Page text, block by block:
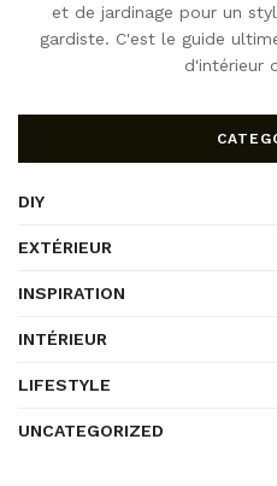
et de jardinage pour un
gardiste. C'est le guide
d'intérieur
DIY
EXTÉRIEUR
INSPIRATION
INTÉRIEUR
LIFESTYLE
UNCATEGORIZED